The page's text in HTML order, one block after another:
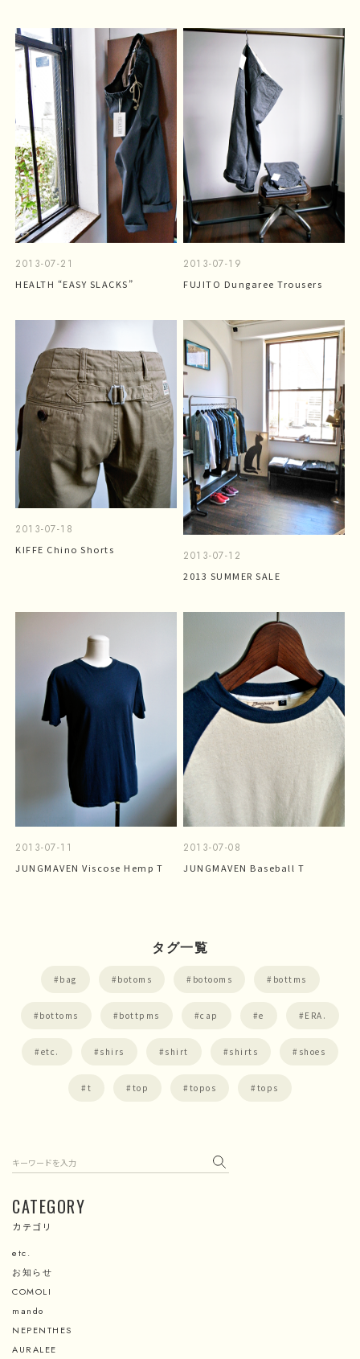
2013-07-21
HEALTH “EASY SLACKS”
2013-07-19
FUJITO Dungaree Trousers
2013-07-18
KIFFE Chino Shorts 2013-07-12
2013 SUMMER SALE
2013-07-11
JUNGMAVEN Viscose Hemp T
2013-07-08
JUNGMAVEN Baseball T
タグ一覧
bag botoms botooms bottms
bottoms bottpms cap e ERA.
etc. shirs shirt shirts shoes
t top topos tops
CATEGORY
カテゴリ
etc.
お知らせ
COMOLI
mando
NEPENTHES
AURALEE